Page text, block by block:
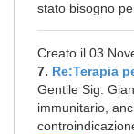
stato bisogno
Creato il 03
7. Re:Terapia
Gentile Sig.
immunitario,